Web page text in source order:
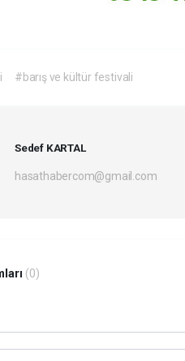
#barış ve kültür festivali
Sedef KARTAL
hasathabercom@gmail.com
(0)